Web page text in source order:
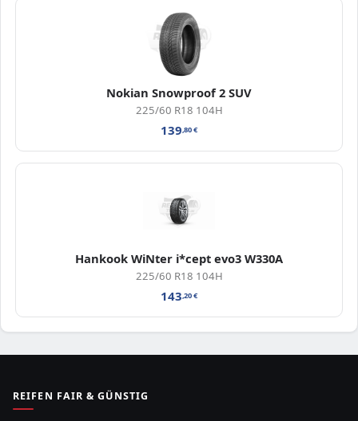
Nokian Snowproof 2 SUV
225/60 R18 104H
139,80€
Hankook WiNter i*cept evo3 W330A
225/60 R18 104H
143,20€
REIFEN FAIR & GÜNSTIG